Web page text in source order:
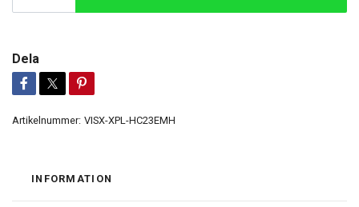
Dela
Artikelnummer: VISX-XPL-HC23EMH
INFORMATION